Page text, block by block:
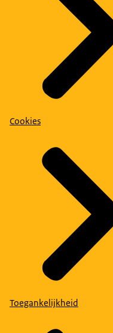
Cookies
Toegankelijkheid